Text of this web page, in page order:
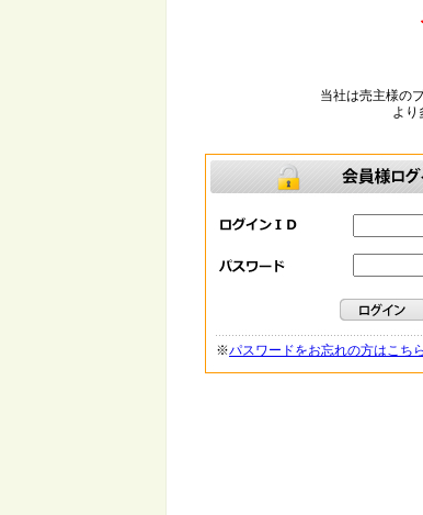
当社は売主様の
より
※パスワードをお忘れの方はこちら